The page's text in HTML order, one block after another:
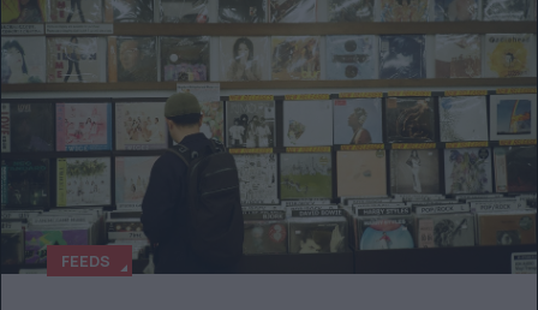
FEEDS